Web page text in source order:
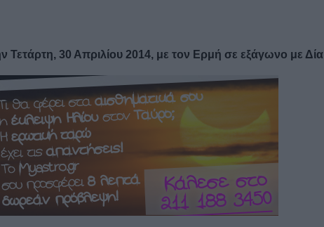
Τετάρτη, 30 Απριλίου 2014, με τον Ερμή σε εξάγωνο με Δία